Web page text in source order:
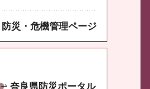
防災・危機管理ページ
奈良県防災ポータル